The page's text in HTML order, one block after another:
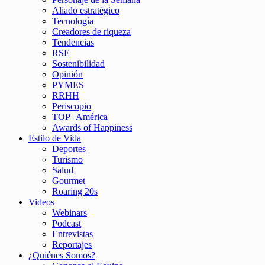
Aliado estratégico
Tecnología
Creadores de riqueza
Tendencias
RSE
Sostenibilidad
Opinión
PYMES
RRHH
Periscopio
TOP+América
Awards of Happiness
Estilo de Vida
Deportes
Turismo
Salud
Gourmet
Roaring 20s
Videos
Webinars
Podcast
Entrevistas
Reportajes
¿Quiénes Somos?